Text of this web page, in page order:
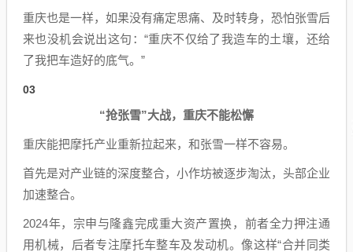
重庆也是一样，如果没有痛定思痛、及时转身，恐怕张雪后
来也没机会说出这句：“重庆不仅给了我造车的土壤，还给
了我把车造好的底气。”
03
“抢张雪”大战，重庆不能松懈
重庆能把摩托产业重新拉起来，和张雪一样不容易。
首先是对产业链的深度整合，小作坊被逐步淘汰，头部企业
加速整合。
2024年，宗申与隆鑫完成重大资产置换，前者全力押注通
用机械，后者专注摩托车整车及发动机。像这样“合并同类